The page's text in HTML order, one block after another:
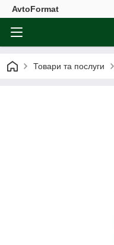
AvtoFormat
Товари та послуги